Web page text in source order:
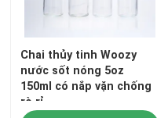
Chai thủy tinh Woozy
nước sốt nóng 5oz
150ml có nắp vặn chống
rò rỉ